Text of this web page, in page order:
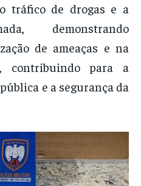
tráfico de drogas e a
demonstrando
de ameaças e na
contribuindo para a
e a segurança da